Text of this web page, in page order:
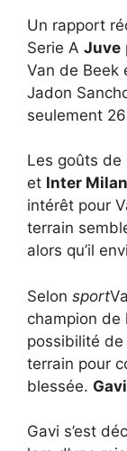
Un rapport
Serie A Juve
Van de Beek
Jadon
seulement
Les goûts de
et Inter Milan
intérêt pour
terrain
alors qu’il
Selon sport
champion de
possibilité
terrain pour
blessée. Gavi
Gavi s’est